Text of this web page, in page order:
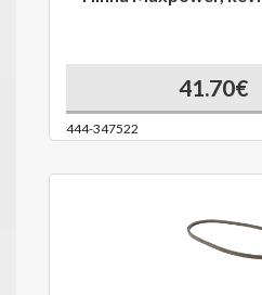
41.70€
444-347522